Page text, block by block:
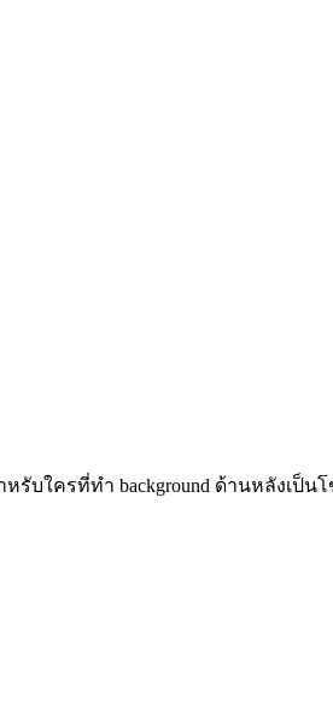
บใครที่ทำ background ด้านหลังเป็น